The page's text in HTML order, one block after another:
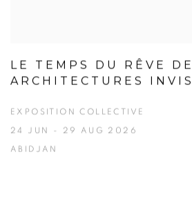
LE TEMPS DU RÊVE
ARCHITECTURES
EXPOSITION COLLECTIVE
24 JUN - 29 AUG 2026
ABIDJAN